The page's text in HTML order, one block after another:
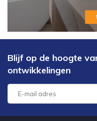
Blijf op de hoogte
ontwikkelingen